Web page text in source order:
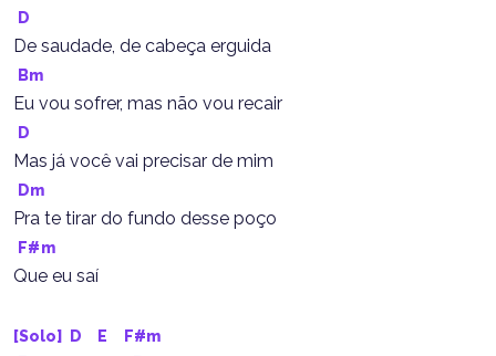
D
De saudade, de cabeça erguida
Bm
Eu vou sofrer, mas não vou recair
D
Mas já você vai precisar de mim
Dm
Pra te tirar do fundo desse poço
F#m
Que eu saí
[Solo] D E
F#m